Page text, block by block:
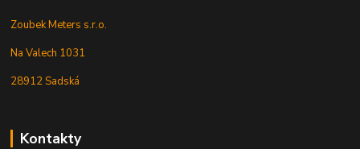
Zoubek Meters s.r.o.
Na Valech 1031
28912 Sadská
Kontakty